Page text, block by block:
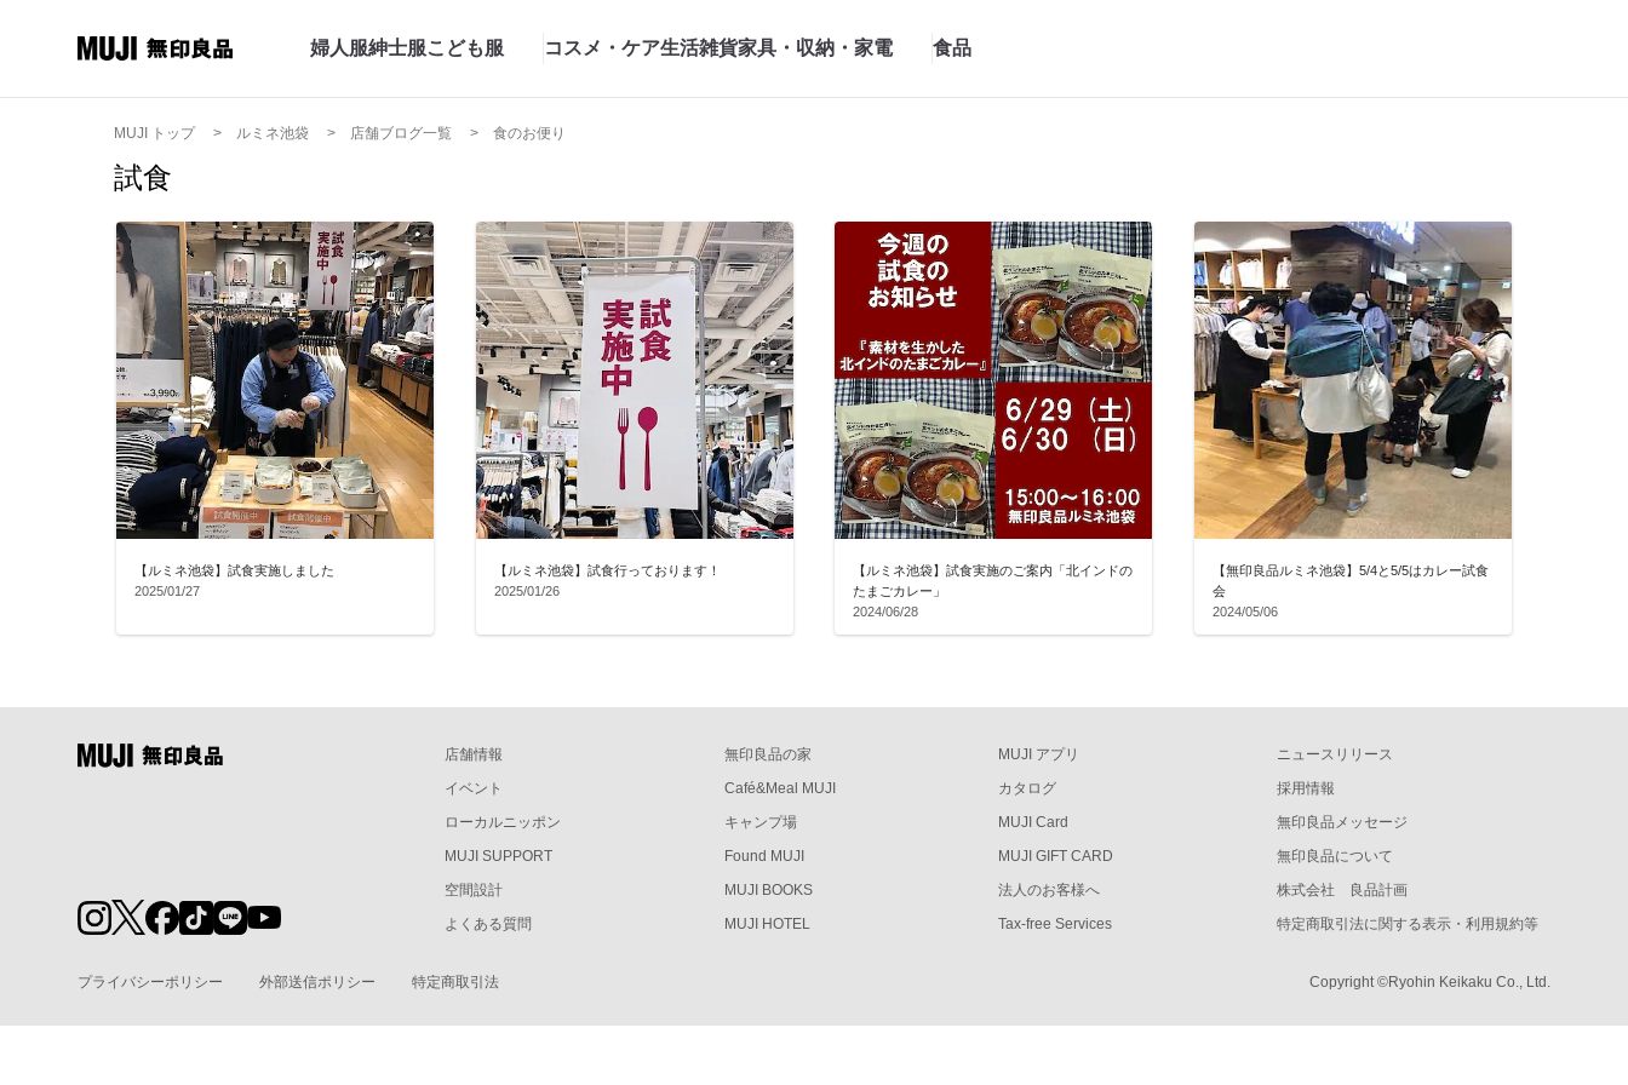
婦人服紳士服こども服 コスメ・ケア生活雑貨家具・収納・家電 食品
MUJI トップ ルミネ池袋 店舗ブログ一覧 食のお便り
試食
【ルミネ池袋】試食実施しました
2025/01/27
【ルミネ池袋】試食行っております！
2025/01/26
【ルミネ池袋】試食実施のご案内「北インドの
たまごカレー」
2024/06/28
【無印良品ルミネ池袋】5/4と5/5はカレー試食
会
2024/05/06
店舗情報
イベント
ローカルニッポン
MUJI SUPPORT
空間設計
よくある質問
無印良品の家
Café&Meal MUJI
キャンプ場
Found MUJI
MUJI BOOKS
MUJI HOTEL
MUJI アプリ
カタログ
MUJI Card
MUJI GIFT CARD
法人のお客様へ
Tax-free Services
ニュースリリース
採用情報
無印良品メッセージ
無印良品について
株式会社 良品計画
特定商取引法に関する表示・利用規約等
プライバシーポリシー 外部送信ポリシー 特定商取引法 Copyright ©Ryohin Keikaku Co., Ltd.